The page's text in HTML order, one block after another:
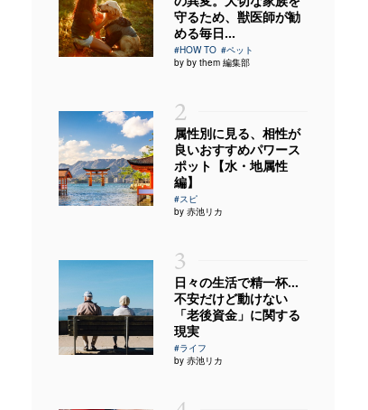
守るため、獣医師が勧
める毎日...
#HOW TO #ペット
by by them 編集部
2
属性別に見る、相性が
良いおすすめパワース
ポット【水・地属性
編】
#スピ
by 赤池リカ
3
日々の生活で精一杯…
不安だけど動けない
「老後資金」に関する
現実
#ライフ
by 赤池リカ